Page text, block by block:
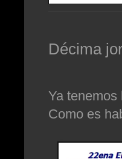
Décima
Ya
Como es